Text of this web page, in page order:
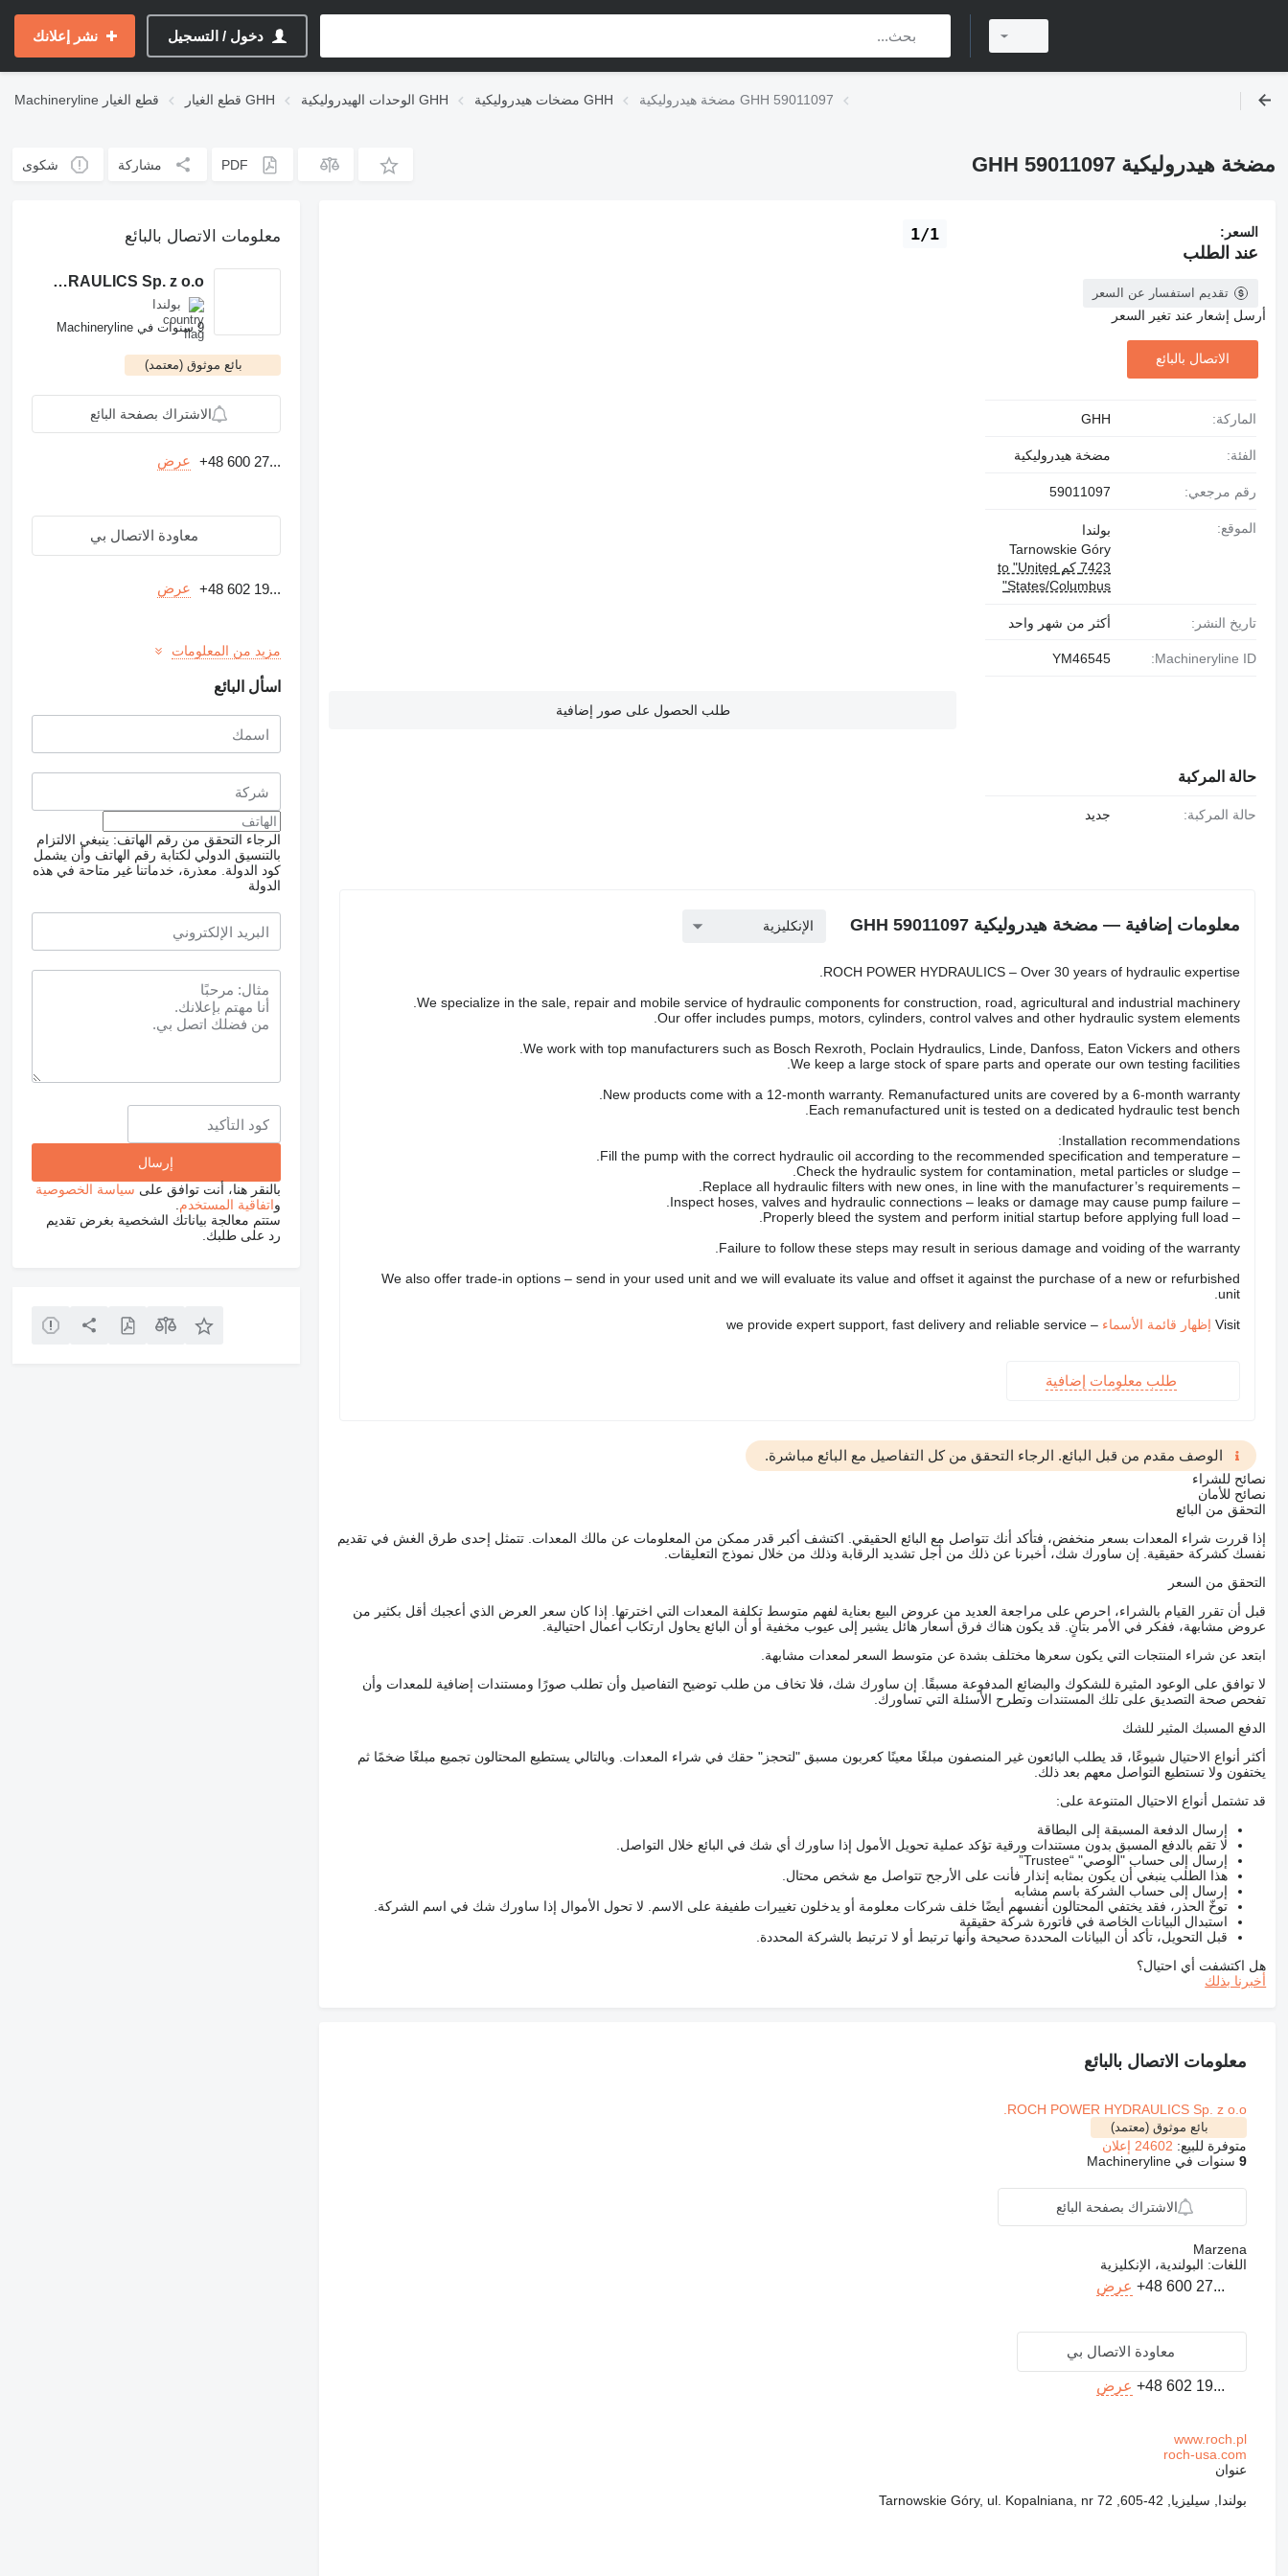
دخول / التسجيل نشر إعلانك
Machineryline قطع الغيار قطع الغيار GHH الوحدات الهيدروليكية GHH مضخات هيدروليكية GHH مضخة هيدروليكية GHH 59011097
مضخة هيدروليكية GHH 59011097 PDF مشاركة شكوى
1/1
طلب الحصول على صور إضافية
السعر:
عند الطلب
تقديم استفسار عن السعر
أرسل إشعار عند تغير السعر
الاتصال بالبائع
الماركة: GHH
الفئة: مضخة هيدروليكية
رقم مرجعي: 59011097
الموقع:
بولندا
Tarnowskie Góry
7423 كم to "United
States/Columbus"
تاريخ النشر: أكثر من شهر واحد
Machineryline ID:
YM46545
حالة المركبة
حالة المركبة: جديد
معلومات إضافية — مضخة هيدروليكية GHH 59011097 الإنكليزية
ROCH POWER HYDRAULICS – Over 30 years of hydraulic expertise.
We specialize in the sale, repair and mobile service of hydraulic components for construction, road, agricultural and industrial machinery.
Our offer includes pumps, motors, cylinders, control valves and other hydraulic system elements.
We work with top manufacturers such as Bosch Rexroth, Poclain Hydraulics, Linde, Danfoss, Eaton Vickers and others.
We keep a large stock of spare parts and operate our own testing facilities.
New products come with a 12-month warranty. Remanufactured units are covered by a 6-month warranty.
Each remanufactured unit is tested on a dedicated hydraulic test bench.
Installation recommendations:
– Fill the pump with the correct hydraulic oil according to the recommended specification and temperature.
– Check the hydraulic system for contamination, metal particles or sludge.
– Replace all hydraulic filters with new ones, in line with the manufacturer’s requirements.
– Inspect hoses, valves and hydraulic connections – leaks or damage may cause pump failure.
– Properly bleed the system and perform initial startup before applying full load.
Failure to follow these steps may result in serious damage and voiding of the warranty.
We also offer trade-in options – send in your used unit and we will evaluate its value and offset it against the purchase of a new or refurbished
unit.
Visit إظهار قائمة الأسماء – we provide expert support, fast delivery and reliable service
طلب معلومات إضافية
الوصف مقدم من قبل البائع. الرجاء التحقق من كل التفاصيل مع البائع مباشرة.
نصائح للشراء
نصائح للأمان
التحقق من البائع
إذا قررت شراء المعدات بسعر منخفض، فتأكد أنك تتواصل مع البائع الحقيقي. اكتشف أكبر قدر ممكن من المعلومات عن مالك المعدات. تتمثل إحدى طرق الغش في تقديم
نفسك كشركة حقيقية. إن ساورك شك، أخبرنا عن ذلك من أجل تشديد الرقابة وذلك من خلال نموذج التعليقات.
التحقق من السعر
قبل أن تقرر القيام بالشراء، احرص على مراجعة العديد من عروض البيع بعناية لفهم متوسط تكلفة المعدات التي اخترتها. إذا كان سعر العرض الذي أعجبك أقل بكثير من
عروض مشابهة، ففكر في الأمر بتأنٍ. قد يكون هناك فرق أسعار هائل يشير إلى عيوب مخفية أو أن البائع يحاول ارتكاب أعمال احتيالية.
ابتعد عن شراء المنتجات التي يكون سعرها مختلف بشدة عن متوسط السعر لمعدات مشابهة.
لا توافق على الوعود المثيرة للشكوك والبضائع المدفوعة مسبقًا. إن ساورك شك، فلا تخاف من طلب توضيح التفاصيل وأن تطلب صورًا ومستندات إضافية للمعدات وأن
تفحص صحة التصديق على تلك المستندات وتطرح الأسئلة التي تساورك.
الدفع المسبك المثير للشك
أكثر أنواع الاحتيال شيوعًا، قد يطلب البائعون غير المنصفون مبلغًا معينًا كعربون مسبق "لتحجز" حقك في شراء المعدات. وبالتالي يستطيع المحتالون تجميع مبلغًا ضخمًا ثم
يختفون ولا تستطيع التواصل معهم بعد ذلك.
قد تشتمل أنواع الاحتيال المتنوعة على:
إرسال الدفعة المسبقة إلى البطاقة
لا تقم بالدفع المسبق بدون مستندات ورقية تؤكد عملية تحويل الأمول إذا ساورك أي شك في البائع خلال التواصل.
إرسال إلى حساب "الوصي" “Trustee”
هذا الطلب ينبغي أن يكون بمثابه إنذار فأنت على الأرجح تتواصل مع شخص محتال.
إرسال إلى حساب الشركة باسم مشابه
توخّ الحذر، فقد يختفي المحتالون أنفسهم أيضًا خلف شركات معلومة أو يدخلون تغييرات طفيفة على الاسم. لا تحول الأموال إذا ساورك شك في اسم الشركة.
استبدال البيانات الخاصة في فاتورة شركة حقيقية
قبل التحويل، تأكد أن البيانات المحددة صحيحة وأنها ترتبط أو لا ترتبط بالشركة المحددة.
هل اكتشفت أي احتيال؟
أخبرنا بذلك
معلومات الاتصال بالبائع
ROCH POWER HYDRAULICS Sp. z o.o.
بائع موثوق (معتمد)
متوفرة للبيع: 24602 إعلان
9سنوات في Machineryline
الاشتراك بصفحة البائع
Marzena
اللغات: البولندية، الإنكليزية
+48 600 27... عرض
معاودة الاتصال بي
+48 602 19... عرض
www.roch.pl
roch-usa.com
عنوان
بولندا, سيليزيا, 42-605, Tarnowskie Góry, ul. Kopalniana, nr 72
معلومات الاتصال بالبائع
ROCH POWER HYDRAULICS Sp. z o.o.
بولندا
9 سنوات في Machineryline
بائع موثوق (معتمد)
الاشتراك بصفحة البائع
+48 600 27... عرض
معاودة الاتصال بي
+48 602 19... عرض
مزيد من المعلومات
اسأل البائع
الرجاء التحقق من رقم الهاتف: ينبغي الالتزام
بالتنسيق الدولي لكتابة رقم الهاتف وأن يشمل
كود الدولة.
معذرة، خدماتنا غير متاحة في هذه
الدولة
بالنقر هنا، أنت توافق على سياسة الخصوصية
واتفاقية المستخدم
ستتم معالجة بياناتك الشخصية بغرض تقديم
رد على طلبك.